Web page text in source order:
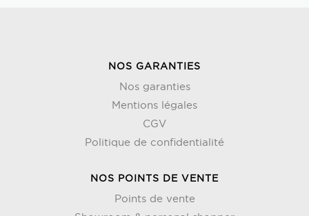
NOS GARANTIES
Nos garanties
Mentions légales
CGV
Politique de confidentialité
NOS POINTS DE VENTE
Points de vente